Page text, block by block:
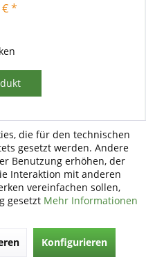
€ *
die für den technischen
gesetzt werden. Andere
Benutzung erhöhen, der
Interaktion mit anderen
vereinfachen sollen,
gesetzt Mehr Informationen
Konfigurieren